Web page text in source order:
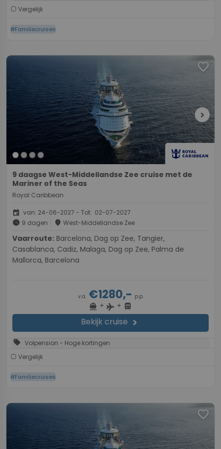
Vergelijk
#Familiecruises
favorite
chevron_right
9 daagse West-Middellandse Zee cruise met de
Mariner of the Seas
Royal Caribbean
event van: 24-06-2027 - Tot: 02-07-2027
schedule 9 dagen place West-Middellandse Zee
Vaarroute:
Casablanca, Cadiz, Malaga, Dag op Zee, Palma de
Mallorca, Barcelona
v.a.€1280,- p.p.
directions_boat + flight + directions_bus
Bekijk cruise chevron_right
sell Volpension - Hoge kortingen
Vergelijk
#Familiecruises
favorite